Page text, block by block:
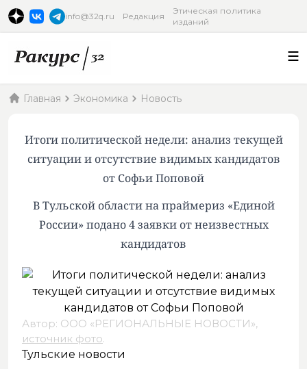
info@32q.ru Редакция
Этическая политика
изданий
Главная Экономика Новость
Итоги политической недели: анализ текущей
ситуации и отсутствие видимых кандидатов
от Софьи Поповой
В Тульской области на праймериз «Единой
России» подано 4 заявки от неизвестных
кандидатов
Автор: ООО «РЕГИОНАЛЬНЫЕ НОВОСТИ»,
источник фото.
Тульские новости